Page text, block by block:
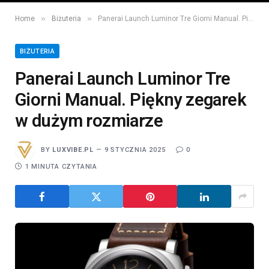
Home » Biżuteria » Panerai Launch Luminor Tre Giorni Manual. Piękny zegarek w dużym rozmiarze
BIŻUTERIA
Panerai Launch Luminor Tre
Giorni Manual. Piękny zegarek
w dużym rozmiarze
BY LUXVIBE.PL 9 STYCZNIA 2025 0
1 MINUTA CZYTANIA